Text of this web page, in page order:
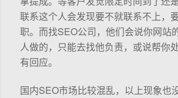
联系这个人会发现要不就联系不上，
职。而找SEO公司，他们会说你网站
人做的，只能去找他负责，或说帮你
有回应。
国内SEO市场比较混乱，以上现象也